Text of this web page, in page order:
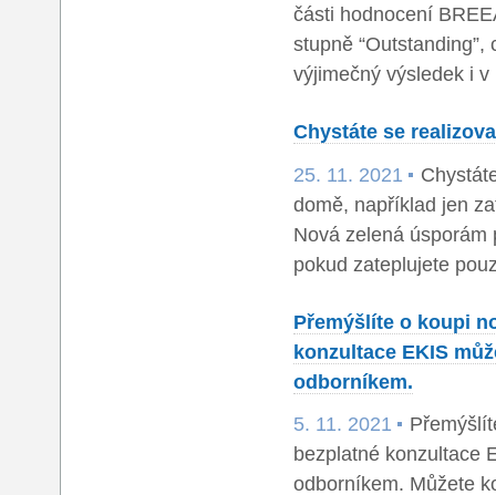
části hodnocení
stupně
výjimečný výsledek i
Chystáte se
25. 11. 2021
domě, například jen
Nová zelená
pokud zateplujete
Přemýšlíte o koupi
konzultace EKIS
odborníkem.
5. 11. 2021
bezplatné konzultace
odborníkem. Můžete